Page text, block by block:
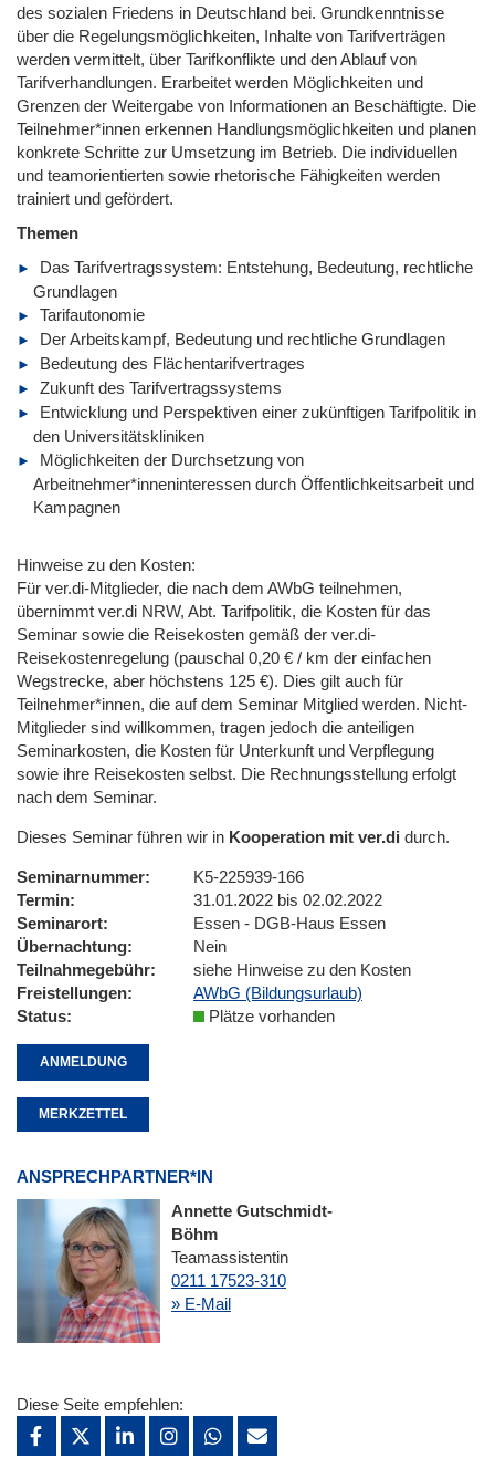
des sozialen Friedens in Deutschland bei. Grundkenntnisse
über die Regelungsmöglichkeiten, Inhalte von Tarifverträgen
werden vermittelt, über Tarifkonflikte und den Ablauf von
Tarifverhandlungen. Erarbeitet werden Möglichkeiten und
Grenzen der Weitergabe von Informationen an Beschäftigte. Die
Teilnehmer*innen erkennen Handlungsmöglichkeiten und planen
konkrete Schritte zur Umsetzung im Betrieb. Die individuellen
und teamorientierten sowie rhetorische Fähigkeiten werden
trainiert und gefördert.
Themen
Das Tarifvertragssystem: Entstehung, Bedeutung, rechtliche
Grundlagen
Tarifautonomie
Der Arbeitskampf, Bedeutung und rechtliche Grundlagen
Bedeutung des Flächentarifvertrages
Zukunft des Tarifvertragssystems
Entwicklung und Perspektiven einer zukünftigen Tarifpolitik in
den Universitätskliniken
Möglichkeiten der Durchsetzung von
Arbeitnehmer*inneninteressen durch Öffentlichkeitsarbeit und
Kampagnen
Hinweise zu den Kosten:
Für ver.di-Mitglieder, die nach dem AWbG teilnehmen,
übernimmt ver.di NRW, Abt. Tarifpolitik, die Kosten für das
Seminar sowie die Reisekosten gemäß der ver.di-
Reisekostenregelung (pauschal 0,20 € / km der einfachen
Wegstrecke, aber höchstens 125 €). Dies gilt auch für
Teilnehmer*innen, die auf dem Seminar Mitglied werden. Nicht-
Mitglieder sind willkommen, tragen jedoch die anteiligen
Seminarkosten, die Kosten für Unterkunft und Verpflegung
sowie ihre Reisekosten selbst. Die Rechnungsstellung erfolgt
nach dem Seminar.
Dieses Seminar führen wir in Kooperation mit ver.di durch.
Seminarnummer
K5-225939-166
Termin
31.01.2022 bis 02.02.2022
Seminarort
Essen - DGB-Haus Essen
Übernachtung
Nein
Teilnahmegebühr
siehe Hinweise zu den Kosten
Freistellungen
AWbG (Bildungsurlaub)
Status
Plätze vorhanden
ANMELDUNG
MERKZETTEL
ANSPRECHPARTNER*IN
Annette Gutschmidt-
Böhm
Teamassistentin
0211 17523-310
» E-Mail
Diese Seite empfehlen: